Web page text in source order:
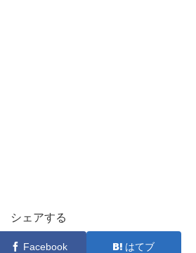
シェアする
Facebook はてブ